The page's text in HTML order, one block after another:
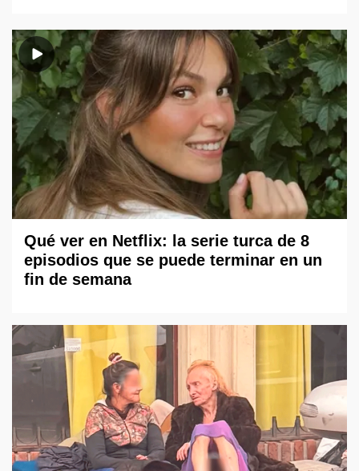
Qué ver en Netflix: la serie turca de 8
episodios que se puede terminar en un
fin de semana